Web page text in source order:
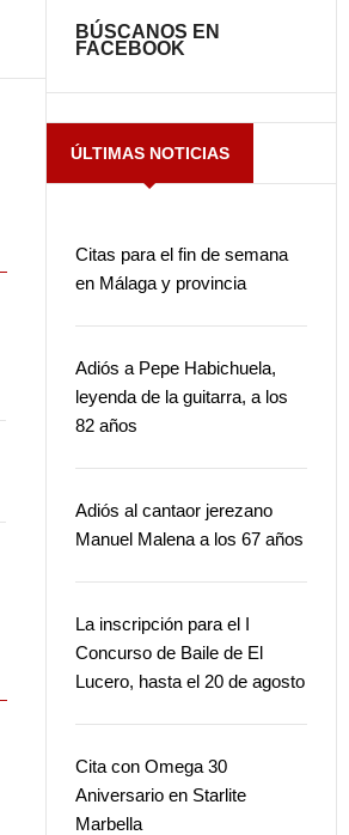
BÚSCANOS EN
FACEBOOK
ÚLTIMAS NOTICIAS
Citas para el fin de semana
en Málaga y provincia
Adiós a Pepe Habichuela,
leyenda de la guitarra, a los
82 años
Adiós al cantaor jerezano
Manuel Malena a los 67 años
La inscripción para el I
Concurso de Baile de El
Lucero, hasta el 20 de agosto
Cita con Omega 30
Aniversario en Starlite
Marbella